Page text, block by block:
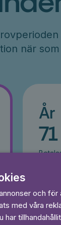
när
År
71
och
med våra